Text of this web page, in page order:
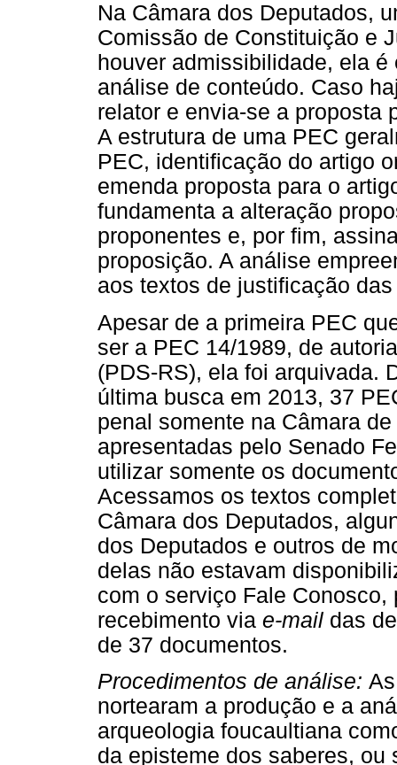
Na Câmara dos Deputados,
Comissão de Constituição e
houver admissibilidade, ela
análise de conteúdo. Caso
relator e envia-se a proposta
A estrutura de uma PEC
PEC, identificação do artigo
emenda proposta para o
fundamenta a alteração
proponentes e, por fim,
proposição. A análise
aos textos de justificação
Apesar de a primeira PEC
ser a PEC 14/1989, de
(PDS-RS), ela foi arquivada.
última busca em 2013, 37
penal somente na Câmara
apresentadas pelo Senado
utilizar somente os
Acessamos os textos
Câmara dos Deputados,
dos Deputados e outros de
delas não estavam
com o serviço Fale
recebimento via e-mail das
de 37 documentos.
Procedimentos de análise:
nortearam a produção e a
arqueologia foucaultiana
da episteme dos saberes,